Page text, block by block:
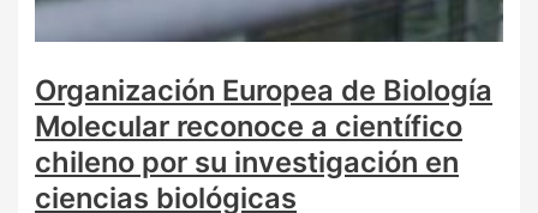
Organización Europea de Biología
Molecular reconoce a científico
chileno por su investigación en
ciencias biológicas